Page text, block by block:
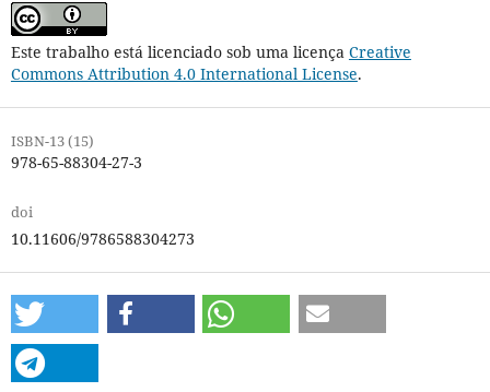
Este trabalho está licenciado sob uma licença Creative
Commons Attribution 4.0 International License.
ISBN-13 (15)
978-65-88304-27-3
doi
10.11606/9786588304273